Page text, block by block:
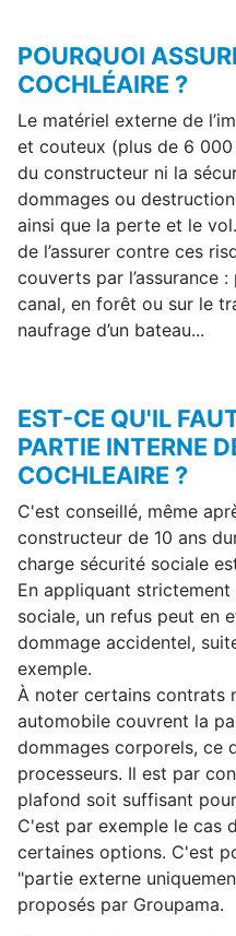
POURQUOI
COCHLÉAIRE ?
Le matériel externe de
et couteux (plus de 6
du constructeur ni la
dommages ou
ainsi que la perte et le
de l’assurer contre ces
couverts par l’assurance
canal, en forêt ou sur le
naufrage d’un bateau...
EST-CE QU'IL
PARTIE INTERNE
COCHLEAIRE ?
C'est conseillé, même
constructeur de 10 ans
charge sécurité sociale
En appliquant
sociale, un refus peut en
dommage accidentel,
exemple.
À noter certains contrats
automobile couvrent la
dommages corporels, ce
processeurs. Il est par
plafond soit suffisant
C'est par exemple le cas
certaines options. C'est
"partie externe
proposés par Groupama.